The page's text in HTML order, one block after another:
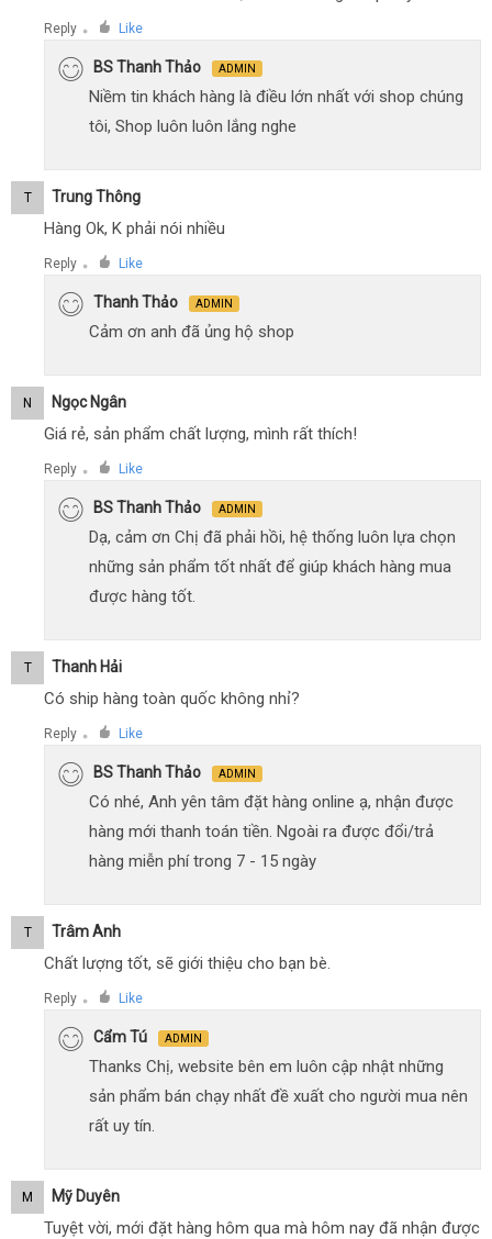
Reply ● Like
BS Thanh Thảo ADMIN
Niềm tin khách hàng là điều lớn nhất với shop chúng
tôi, Shop luôn luôn lắng nghe
T Trung Thông
Hàng Ok, K phải nói nhiều
Reply ● Like
Thanh Thảo ADMIN
Cảm ơn anh đã ủng hộ shop
N Ngọc Ngân
Giá rẻ, sản phẩm chất lượng, mình rất thích!
Reply ● Like
BS Thanh Thảo ADMIN
Dạ, cảm ơn Chị đã phải hồi, hệ thống luôn lựa chọn
những sản phẩm tốt nhất để giúp khách hàng mua
được hàng tốt.
T Thanh Hải
Có ship hàng toàn quốc không nhỉ?
Reply ● Like
BS Thanh Thảo ADMIN
Có nhé, Anh yên tâm đặt hàng online ạ, nhận được
hàng mới thanh toán tiền. Ngoài ra được đổi/trả
hàng miễn phí trong 7 - 15 ngày
T Trâm Anh
Chất lượng tốt, sẽ giới thiệu cho bạn bè.
Reply ● Like
Cẩm Tú ADMIN
Thanks Chị, website bên em luôn cập nhật những
sản phẩm bán chạy nhất đề xuất cho người mua nên
rất uy tín.
M Mỹ Duyên
Tuyệt vời, mới đặt hàng hôm qua mà hôm nay đã nhận được